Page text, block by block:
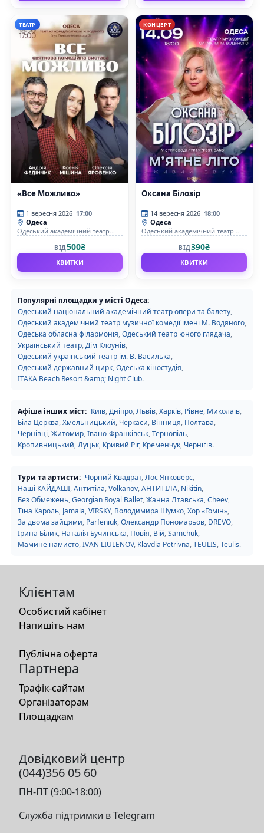
ТЕАТР
«Все Можливо»
1 вересня 2026 17:00
Одеса
Одеський академічний театр
ВІД500₴
КВИТКИ
КОНЦЕРТ
Оксана Білозір
14 вересня 2026 18:00
Одеса
Одеський академічний театр
ВІД390₴
КВИТКИ
Популярні площадки у місті Одеса:
Одеський національний академічний театр опери та балету,
Одеський академічний театр музичної комедії імені М. Водяного,
Одеська обласна філармонія,Одеський театр юного глядача,
Український театр,Дім Клоунів,
Одеський український театр ім. В. Василька,
Одеський державний цирк,Одеська кіностудія,
ITAKA Beach Resort &amp; Night Club.
Афіша інших міст: Київ,Дніпро,Львів,Харків, Рівне, Миколаїв,
Біла Церква,Хмельницький, Черкаси, Вінниця, Полтава,
Чернівці,Житомир,Івано-Франківськ,Тернопіль,
Кропивницький,Луцьк, Кривий Ріг, Кременчук, Чернігів.
Тури та артисти: Чорний Квадрат,Лос Янковерс,
Наші КАЙДАШІ,Антитіла,Volkanov,АНТИТІЛА, Nikitin,
Без Обмежень,Georgian Royal Ballet,Жанна Лтавська,Cheev,
Тіна Кароль, Jamala,VIRSKY, Володимира Шумко,Хор «Гомін»,
За двома зайцями, Parfeniuk,Олександр Пономарьов, DREVO,
Ірина Білик, Наталія Бучинська, Повія, Вій,Samchuk,
Мамине намисто,IVAN LIULENOV, Klavdia Petrivna,TEULIS,Teulis.
Клієнтам
Особистий кабінет
Напишіть нам
Публічна оферта
Партнера
Трафік-сайтам
Організаторам
Площадкам
Довідковий центр
(044)356 05 60
ПН-ПТ (9:00-18:00)
Служба підтримки в Telegram